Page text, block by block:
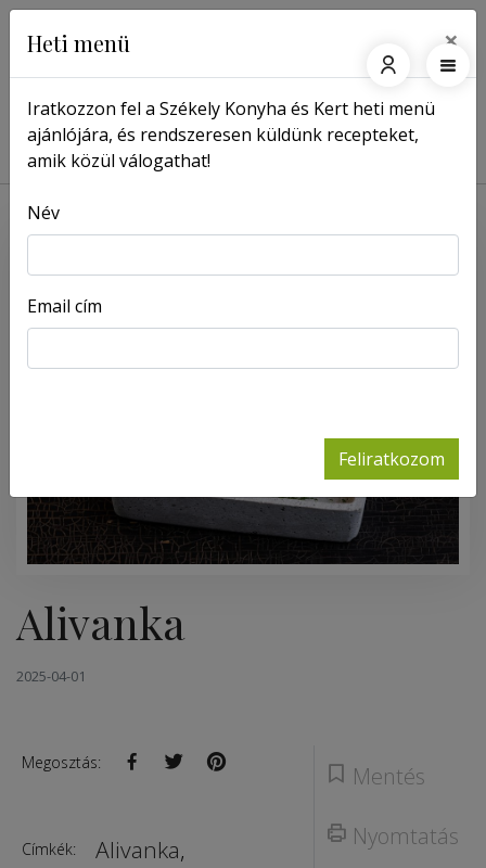
Főoldal Receptek Alivanka
Alivanka
2025-04-01
Mentés
Nyomtatás
Megosztás:
Címkék: Alivanka,
Heti menü ×
Iratkozzon fel a Székely Konyha és Kert heti menü
ajánlójára, és rendszeresen küldünk recepteket,
amik közül válogathat!
Név
Email cím
Feliratkozom